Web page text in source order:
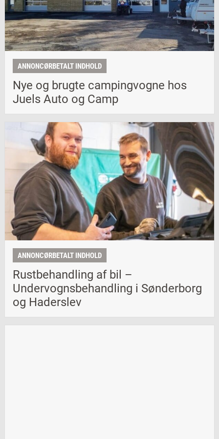
ANNONCØRBETALT INDHOLD
Nye og brugte campingvogne hos
Juels Auto og Camp
ANNONCØRBETALT INDHOLD
Rustbehandling af bil –
Undervognsbehandling i Sønderborg
og Haderslev